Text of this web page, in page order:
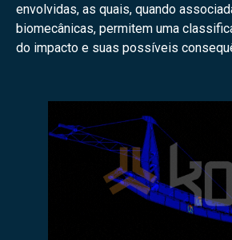
envolvidas, as quais, quando
biomecânicas, permitem uma
do impacto e suas possíveis